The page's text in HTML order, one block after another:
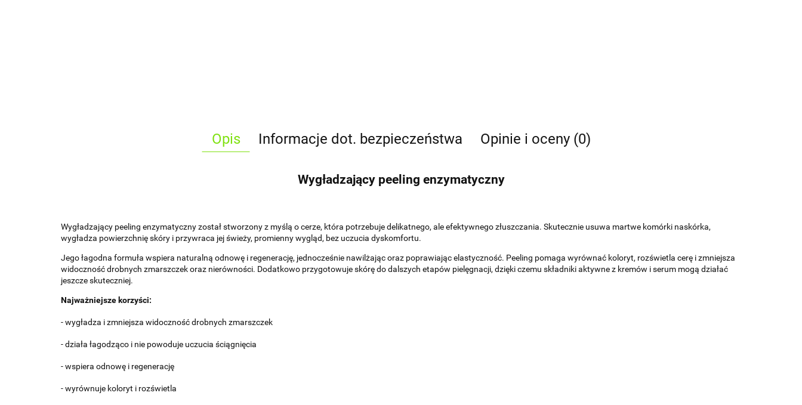
Opis Informacje dot. bezpieczeństwa Opinie i oceny (0)
Wygładzający peeling enzymatyczny
Wygładzający peeling enzymatyczny został stworzony z myślą o cerze, która potrzebuje delikatnego, ale efektywnego złuszczania. Skutecznie usuwa martwe komórki naskórka,
wygładza powierzchnię skóry i przywraca jej świeży, promienny wygląd, bez uczucia dyskomfortu.
Jego łagodna formuła wspiera naturalną odnowę i regenerację, jednocześnie nawilżając oraz poprawiając elastyczność. Peeling pomaga wyrównać koloryt, rozświetla cerę i zmniejsza
widoczność drobnych zmarszczek oraz nierówności. Dodatkowo przygotowuje skórę do dalszych etapów pielęgnacji, dzięki czemu składniki aktywne z kremów i serum mogą działać
jeszcze skuteczniej.
Najważniejsze korzyści:
- wygładza i zmniejsza widoczność drobnych zmarszczek
- działa łagodząco i nie powoduje uczucia ściągnięcia
- wspiera odnowę i regenerację
- wyrównuje koloryt i rozświetla